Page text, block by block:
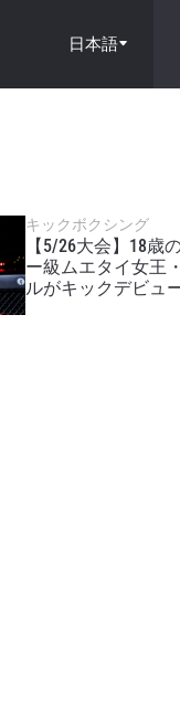
日本語
キックボクシング
【5/26大会】18歳
ー級ムエタイ女王
ルがキックデビュ